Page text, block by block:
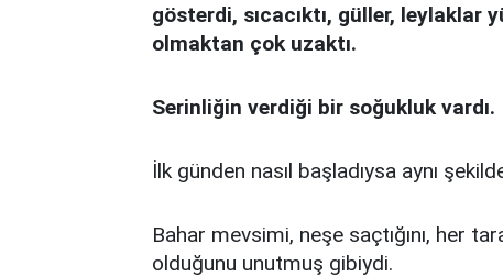
gösterdi, sıcacıktı, güller,
olmaktan çok uzaktı.
Serinliğin verdiği bir soğukluk vardı.
İlk günden nasıl başladıysa aynı
Bahar mevsimi, neşe saçtığını, her
olduğunu unutmuş gibiydi.